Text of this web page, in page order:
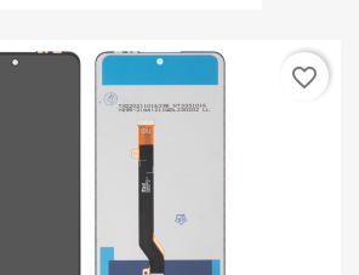
favorite_border